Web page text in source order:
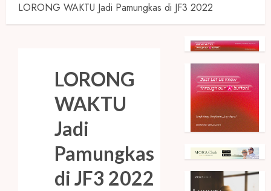
LORONG WAKTU Jadi Pamungkas di JF3 2022
LORONG
WAKTU
Jadi
Pamungkas
di JF3 2022